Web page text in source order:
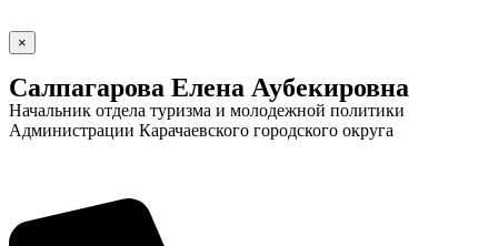
×
Салпагарова Елена Аубекировна
Начальник отдела туризма и молодежной политики
Администрации Карачаевского городского округа